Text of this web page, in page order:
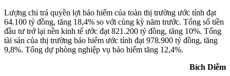
Lượng chi trả quyền lợi bảo hiểm của toàn thị trường ước tính đạt
64.100 tỷ đồng, tăng 18,4% so với cùng kỳ năm trước. Tổng số tiền
đầu tư trở lại nền kinh tế ước đạt 821.200 tỷ đồng, tăng 10%. Tổng
tài sản của thị trường bảo hiểm ước tính đạt 978.900 tỷ đồng, tăng
9,8%. Tổng dự phòng nghiệp vụ bảo hiểm tăng 12,4%.
Bích Diễm